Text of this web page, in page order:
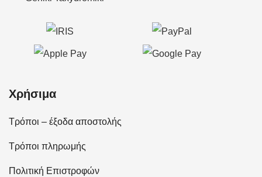
Χρήσιμα
Τρόποι – έξοδα αποστολής
Τρόποι πληρωμής
Πολιτική Επιστροφών